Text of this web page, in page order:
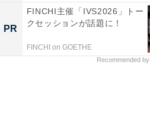
PR
FINCHI主催「IVS2026」トー
クセッションが話題に！
FINCHI on GOETHE
Recommended by